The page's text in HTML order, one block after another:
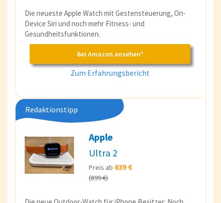
Die neueste Apple Watch mit Gestensteuerung, On-
Device Siri und noch mehr Fitness- und
Gesundheitsfunktionen.
Bei Amazon ansehen*
Zum Erfahrungsbericht
Redaktionstipp
Apple
Ultra 2
Preis ab 639 €
(899 €)